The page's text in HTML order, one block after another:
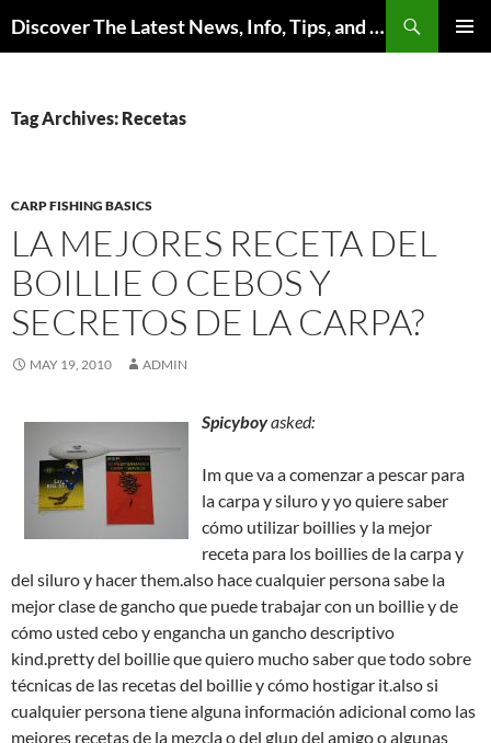
to
Discover The Latest News, Info, Tips, and Trends on Carp Fishing
Tag Archives: Recetas
CARP FISHING BASICS
LA MEJORES RECETA DEL
BOILLIE O CEBOS Y
SECRETOS DE LA CARPA?
MAY 19, 2010 ADMIN
Spicyboyasked:
Im que va a comenzar a pescar para
la carpa y siluro y yo quiere saber
cómo utilizar boillies y la mejor
receta para los boillies de la carpa y
del siluro y hacer them.also hace cualquier persona sabe la
mejor clase de gancho que puede trabajar con un boillie y de
cómo usted cebo y engancha un gancho descriptivo
kind.pretty del boillie que quiero mucho saber que todo sobre
técnicas de las recetas del boillie y cómo hostigar it.also si
cualquier persona tiene alguna información adicional como las
mejores recetas de la mezcla o del glup del amigo o algunas